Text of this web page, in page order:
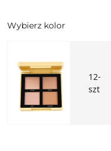
Wybierz kolor
12-
szt